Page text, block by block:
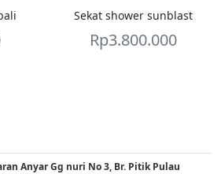
Sekat shower sunblast
Rp3.800.000
Anyar Gg nuri No 3, Br. Pitik Pulau